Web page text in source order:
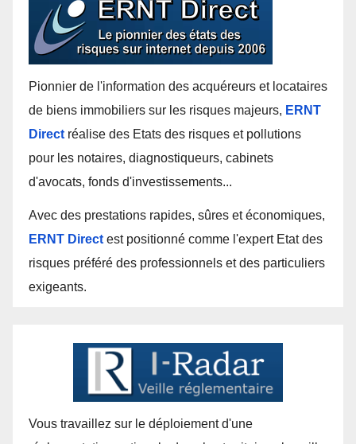
Pionnier de l'information des acquéreurs et locataires
de biens immobiliers sur les risques majeurs, ERNT
Direct réalise des Etats des risques et pollutions
pour les notaires, diagnostiqueurs, cabinets
d'avocats, fonds d'investissements...
Avec des prestations rapides, sûres et économiques,
ERNT Directest positionné comme l'expert Etat des
risques préféré des professionnels et des particuliers
exigeants.
Vous travaillez sur le déploiement d'une